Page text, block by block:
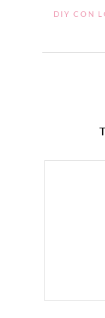
DIY CON